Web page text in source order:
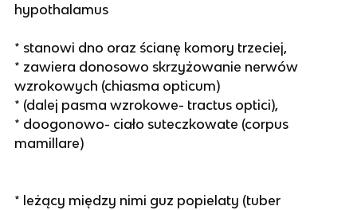
hypothalamus
* stanowi dno oraz ścianę komory trzeciej,
* zawiera donosowo skrzyżowanie nerwów
wzrokowych (chiasma opticum)
* (dalej pasma wzrokowe- tractus optici),
* doogonowo- ciało suteczkowate (corpus
mamillare)
* leżący między nimi guz popielaty (tuber